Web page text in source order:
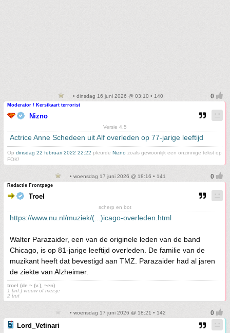
• dinsdag 16 juni 2026 @ 03:10 • 140
Moderator / Kerstkaart terrorist
Nizno
Versie 4.5
Actrice Anne Schedeen uit Alf overleden op 77-jarige leeftijd
Op dinsdag 22 februari 2022 22:22 pleurde Nizno zoals gewoonlijk een onzinnige tekst op
FOK!
• woensdag 17 juni 2026 @ 18:16 • 141
Redactie Frontpage
Troel
scherp en bot
https://www.nu.nl/muziek/(...)icago-overleden.html
Walter Parazaider, een van de originele leden van de band
Chicago, is op 81-jarige leeftijd overleden. De familie van de
muzikant heeft dat bevestigd aan TMZ. Parazaider had al jaren
de ziekte van Alzheimer.
troel (de ~ (v.), ~en)
1 [inf.] vrouw of meisje
2 trut
• woensdag 17 juni 2026 @ 18:21 • 142
Lord_Vetinari